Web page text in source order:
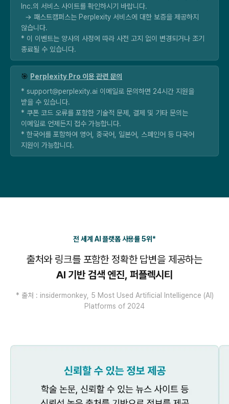
Inc.의 서비스 사이트를 확인하시기 바랍니다.
→ 패스트캠퍼스는 Perplexity 서비스에 대한 보증을 제공하지
않습니다.
* 이 이벤트는 양사의 사정에 따라 사전 고지 없이 변경되거나 조기
종료될 수 있습니다.
🎯 Perplexity Pro 이용 관련 문의
* support@perplexity.ai 이메일로 문의하면 24시간 지원을
받을 수 있습니다.
* 쿠폰 코드 오류를 포함한 기술적 문제, 결제 및 기타 문의는
이메일로 언제든지 접수 가능합니다.
* 한국어를 포함하여 영어, 중국어, 일본어, 스페인어 등 다국어
지원이 가능합니다.
전 세계 AI 플랫폼 사용률 5위*
출처와 링크를 포함한 정확한 답변을 제공하는
AI 기반 검색 엔진, 퍼플렉시티
* 출처 : insidermonkey, 5 Most Used Artificial Intelligence (AI)
Platforms of 2024